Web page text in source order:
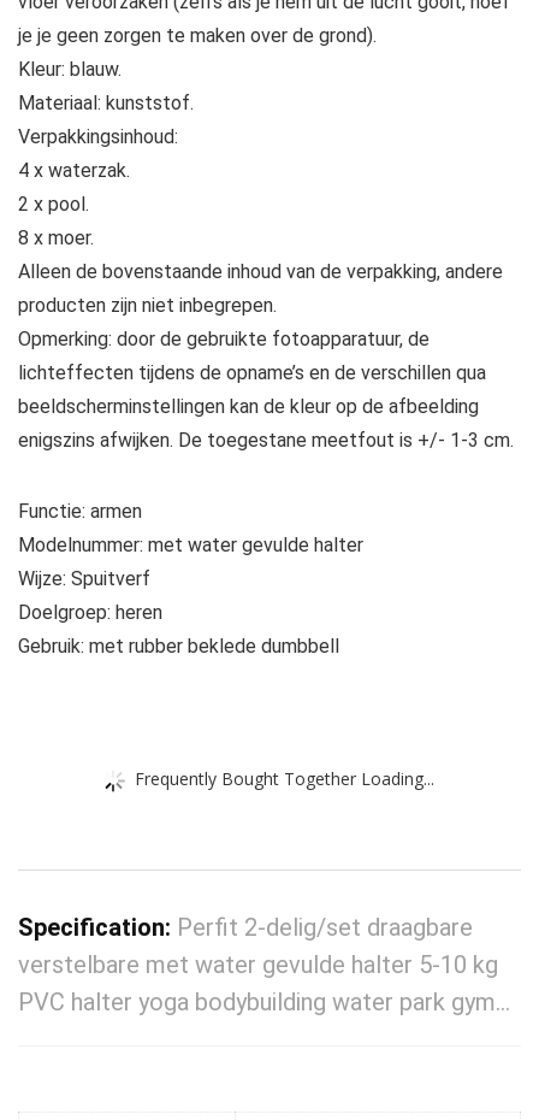
je je geen zorgen te maken over de grond).
Kleur: blauw.
Materiaal: kunststof.
Verpakkingsinhoud:
4 x waterzak.
2 x pool.
8 x moer.
Alleen de bovenstaande inhoud van de verpakking, andere
producten zijn niet inbegrepen.
Opmerking: door de gebruikte fotoapparatuur, de
lichteffecten tijdens de opname’s en de verschillen qua
beeldscherminstellingen kan de kleur op de afbeelding
enigszins afwijken. De toegestane meetfout is +/- 1-3 cm.
Functie: armen
Modelnummer: met water gevulde halter
Wijze: Spuitverf
Doelgroep: heren
Gebruik: met rubber beklede dumbbell
Frequently Bought Together Loading...
Specification: Perfit 2-delig/set draagbare
verstelbare met water gevulde halter 5-10 kg
PVC halter yoga bodybuilding water park gym…